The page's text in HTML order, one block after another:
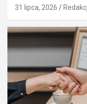
31 lipca, 2026